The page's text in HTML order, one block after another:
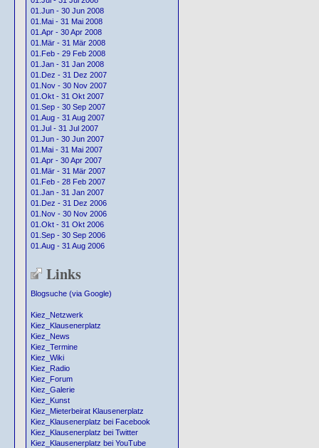
01.Jun - 30 Jun 2008
01.Mai - 31 Mai 2008
01.Apr - 30 Apr 2008
01.Mär - 31 Mär 2008
01.Feb - 29 Feb 2008
01.Jan - 31 Jan 2008
01.Dez - 31 Dez 2007
01.Nov - 30 Nov 2007
01.Okt - 31 Okt 2007
01.Sep - 30 Sep 2007
01.Aug - 31 Aug 2007
01.Jul - 31 Jul 2007
01.Jun - 30 Jun 2007
01.Mai - 31 Mai 2007
01.Apr - 30 Apr 2007
01.Mär - 31 Mär 2007
01.Feb - 28 Feb 2007
01.Jan - 31 Jan 2007
01.Dez - 31 Dez 2006
01.Nov - 30 Nov 2006
01.Okt - 31 Okt 2006
01.Sep - 30 Sep 2006
01.Aug - 31 Aug 2006
Links
Blogsuche (via Google)
Kiez_Netzwerk
Kiez_Klausenerplatz
Kiez_News
Kiez_Termine
Kiez_Wiki
Kiez_Radio
Kiez_Forum
Kiez_Galerie
Kiez_Kunst
Kiez_Mieterbeirat Klausenerplatz
Kiez_Klausenerplatz bei Facebook
Kiez_Klausenerplatz bei Twitter
Kiez_Klausenerplatz bei YouTube